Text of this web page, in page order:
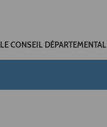
LE CONSEIL DÉPARTEMENTAL